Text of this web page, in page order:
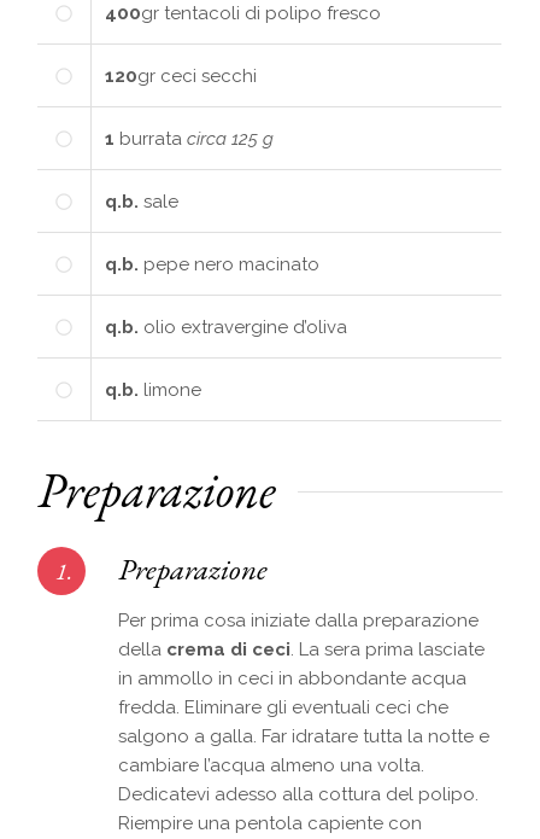
400gr tentacoli di polipo fresco
120gr ceci secchi
1 burratacirca 125 g
q.b. sale
q.b. pepe nero macinato
q.b. olio extravergine d’oliva
q.b. limone
Preparazione
1. Preparazione
Per prima cosa iniziate dalla preparazione
della crema di ceci. La sera prima lasciate
in ammollo in ceci in abbondante acqua
fredda. Eliminare gli eventuali ceci che
salgono a galla. Far idratare tutta la notte e
cambiare l’acqua almeno una volta.
Dedicatevi adesso alla cottura del polipo.
Riempire una pentola capiente con